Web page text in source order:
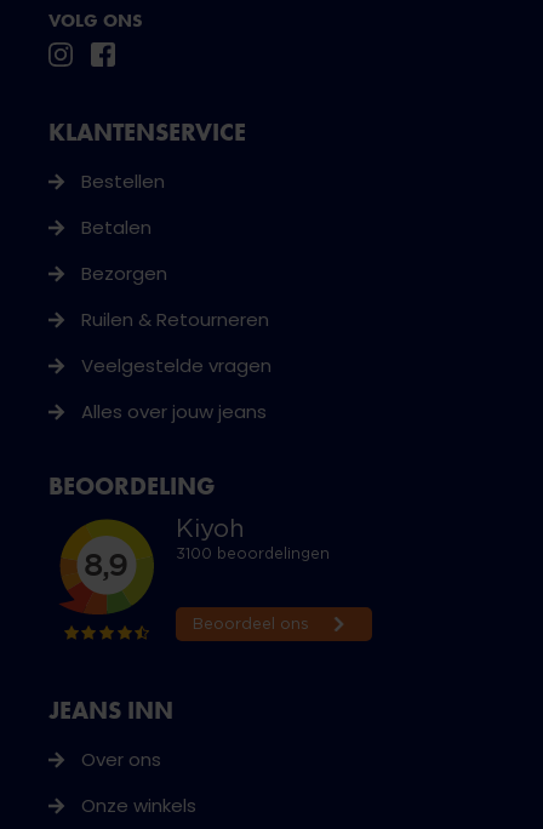
VOLG ONS
JEANS INN
Over ons
Onze winkels
KLANTENSERVICE
Bestellen
Betalen
Bezorgen
Ruilen & Retourneren
Veelgestelde vragen
Alles over jouw jeans
BEOORDELING